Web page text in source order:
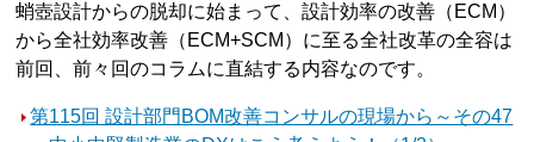
蛸壺設計からの脱却に始まって、設計効率の改善（ECM）
から全社効率改善（ECM+SCM）に至る全社改革の全容は
前回、前々回のコラムに直結する内容なのです。
第115回 設計部門BOM改善コンサルの現場から～その47